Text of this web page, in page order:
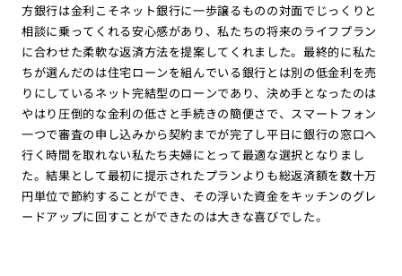
方銀行は金利こそネット銀行に一歩譲るものの対面でじっくりと
相談に乗ってくれる安心感があり、私たちの将来のライフプラン
に合わせた柔軟な返済方法を提案してくれました。最終的に私た
ちが選んだのは住宅ローンを組んでいる銀行とは別の低金利を売
りにしているネット完結型のローンであり、決め手となったのは
やはり圧倒的な金利の低さと手続きの簡便さで、スマートフォン
一つで審査の申し込みから契約までが完了し平日に銀行の窓口へ
行く時間を取れない私たち夫婦にとって最適な選択となりまし
た。結果として最初に提示されたプランよりも総返済額を数十万
円単位で節約することができ、その浮いた資金をキッチンのグレ
ードアップに回すことができたのは大きな喜びでした。